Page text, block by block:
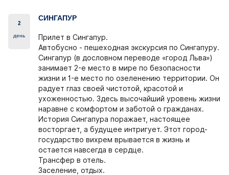
2
день
СИНГАПУР
Прилет в Сингапур.
Автобусно - пешеходная экскурсия по Сингапуру.
Сингапур (в дословном переводе «город Льва»)
занимает 2-е место в мире по безопасности
жизни и 1-е место по озеленению территории. Он
радует глаз своей чистотой, красотой и
ухоженностью. Здесь высочайший уровень жизни
наравне с комфортом и заботой о гражданах.
История Сингапура поражает, настоящее
восторгает, а будущее интригует. Этот город-
государство вихрем врывается в жизнь и
остается навсегда в сердце.
Трансфер в отель.
Заселение, отдых.